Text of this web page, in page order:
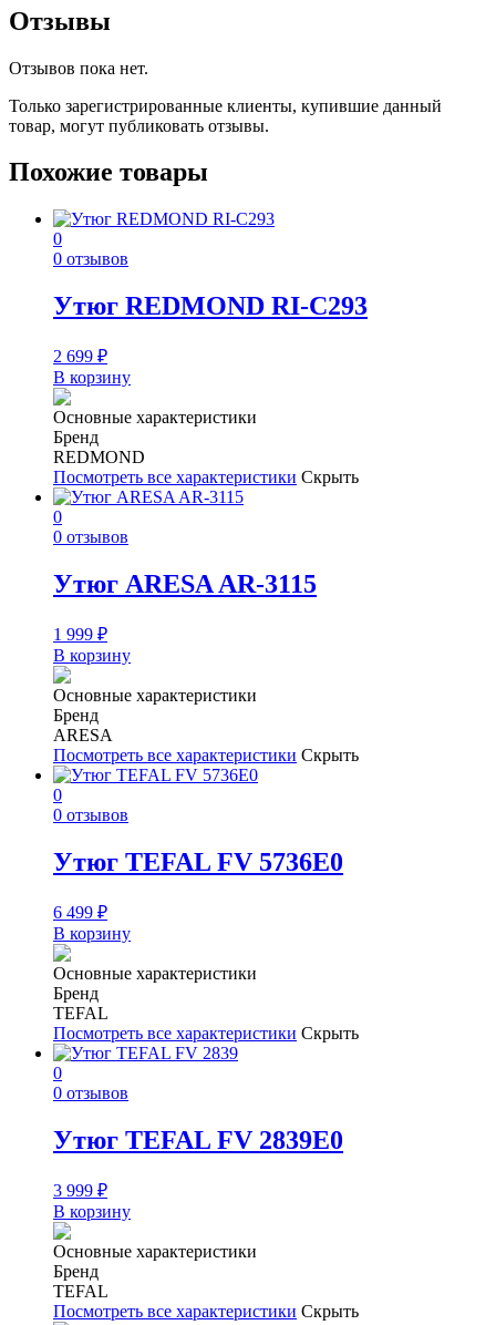
Отзывы
Отзывов пока нет.
Только зарегистрированные клиенты, купившие данный
товар, могут публиковать отзывы.
Похожие товары
0
0 отзывов
Утюг REDMOND RI-C293
2 699 ₽
В корзину
Основные характеристики
Бренд
REDMOND
Посмотреть все характеристики Скрыть
0
0 отзывов
Утюг ARESA AR-3115
1 999 ₽
В корзину
Основные характеристики
Бренд
ARESA
Посмотреть все характеристики Скрыть
0
0 отзывов
Утюг TEFAL FV 5736E0
6 499 ₽
В корзину
Основные характеристики
Бренд
TEFAL
Посмотреть все характеристики Скрыть
0
0 отзывов
Утюг TEFAL FV 2839E0
3 999 ₽
В корзину
Основные характеристики
Бренд
TEFAL
Посмотреть все характеристики Скрыть